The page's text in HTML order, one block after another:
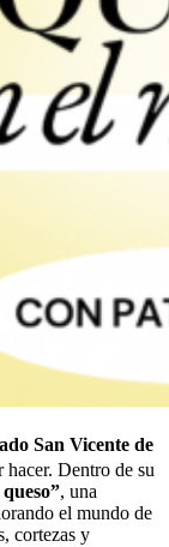
San Vicente de
hacer. Dentro de su
, una
el mundo de
cortezas y